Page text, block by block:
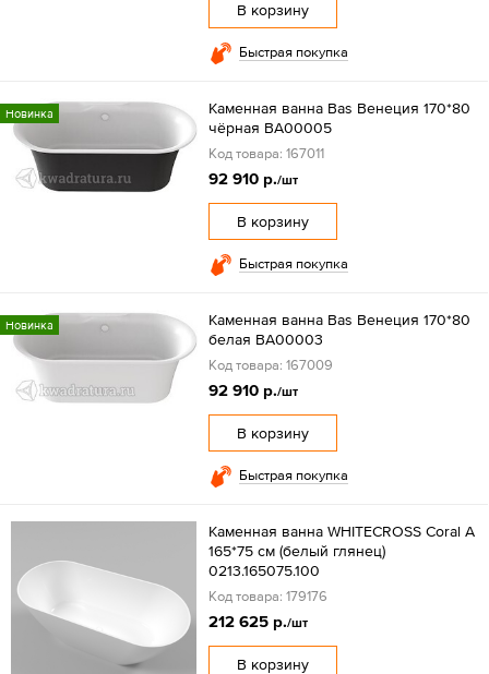
В корзину
Быстрая покупка
Новинка
Каменная ванна Bas Венеция 170*80
чёрная ВА00005
Код товара: 167011
92 910 р./шт
В корзину
Быстрая покупка
Новинка
Каменная ванна Bas Венеция 170*80
белая ВА00003
Код товара: 167009
92 910 р./шт
В корзину
Быстрая покупка
Каменная ванна WHITECROSS Coral A
165*75 см (белый глянец)
0213.165075.100
Код товара: 179176
212 625 р./шт
В корзину